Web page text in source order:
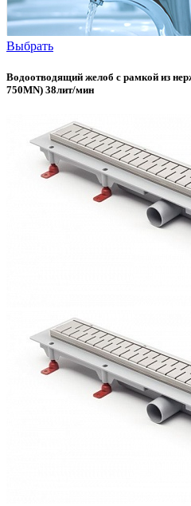
Выбрать
Водоотводящий желоб с рамкой из
750MN) 38лит/мин